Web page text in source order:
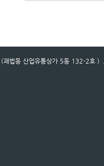
(괘법동 산업유통상가 5동